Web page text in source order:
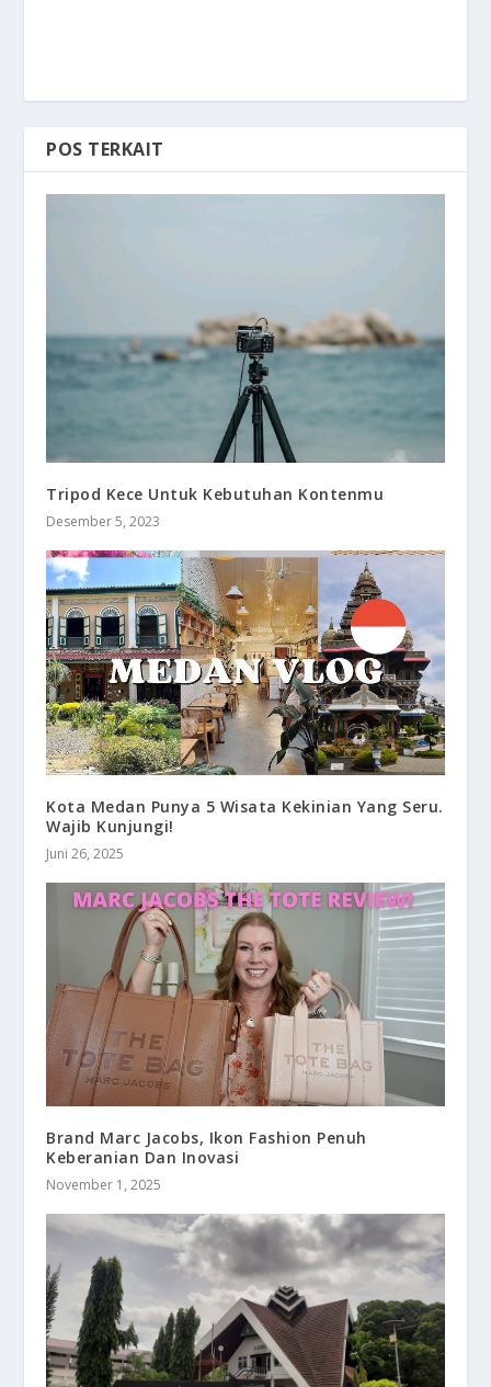
POS TERKAIT
Tripod Kece Untuk Kebutuhan Kontenmu
Desember 5, 2023
Kota Medan Punya 5 Wisata Kekinian Yang Seru.
Wajib Kunjungi!
Juni 26, 2025
Brand Marc Jacobs, Ikon Fashion Penuh
Keberanian Dan Inovasi
November 1, 2025